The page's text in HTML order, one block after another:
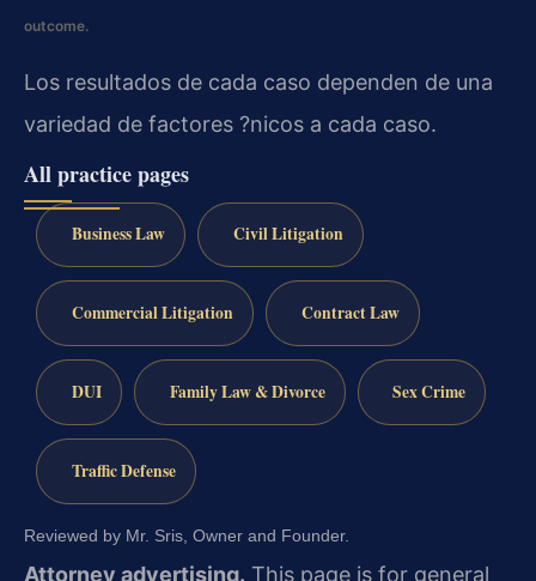
outcome.
Los resultados de cada caso dependen de una
variedad de factores ?nicos a cada caso.
All practice pages
Business Law Civil Litigation
Commercial Litigation Contract Law
DUI Family Law & Divorce Sex Crime
Traffic Defense
Reviewed by Mr. Sris, Owner and Founder.
Attorney advertising. This page is for general